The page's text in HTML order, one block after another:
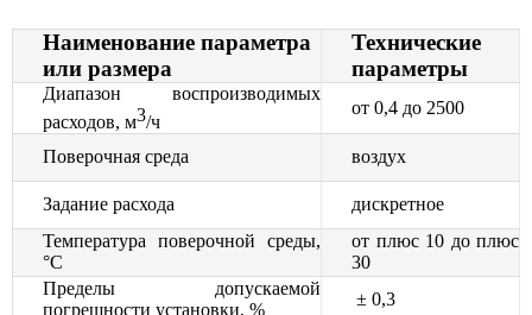
Наименование параметра
или размера
Технические
параметры
Диапазон воспроизводимых
расходов, м3/ч
от 0,4 до 2500
Поверочная среда воздух
Задание расхода
дискретное
Температура поверочной среды,
°С
от плюс 10 до плюс
30
Пределы допускаемой
погрешности установки, %
± 0,3